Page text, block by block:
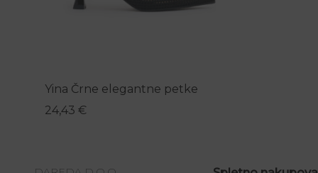
Yina Črne elegantne petke
24,43 €